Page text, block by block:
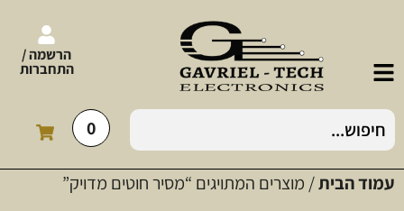
הרשמה /
התחברות
0
עמוד הבית/ מוצרים המתויגים “מסיר חוטים מדויק”